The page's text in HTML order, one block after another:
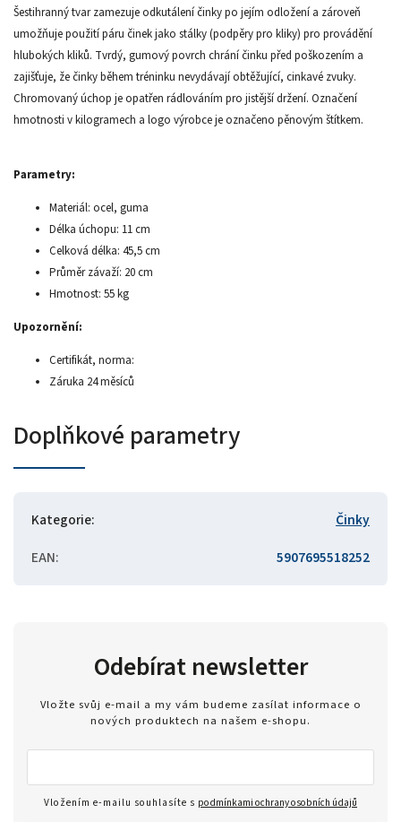
Šestihranný tvar zamezuje odkutálení činky po jejím odložení a zároveň
umožňuje použití páru činek jako stálky (podpěry pro kliky) pro provádění
hlubokých kliků. Tvrdý, gumový povrch chrání činku před poškozením a
zajišťuje, že činky během tréninku nevydávají obtěžující, cinkavé zvuky.
Chromovaný úchop je opatřen rádlováním pro jistější držení. Označení
hmotnosti v kilogramech a logo výrobce je označeno pěnovým štítkem.
Parametry:
Materiál: ocel, guma
Délka úchopu: 11 cm
Celková délka: 45,5 cm
Průměr závaží: 20 cm
Hmotnost: 55 kg
Upozornění:
Certifikát, norma:
Záruka 24 měsíců
Doplňkové parametry
Kategorie:
Činky
EAN: 5907695518252
Odebírat newsletter
Vložte svůj e-mail a my vám budeme zasílat informace o
nových produktech na našem e-shopu.
Vložením e-mailu souhlasíte s podmínkami ochrany osobních údajů